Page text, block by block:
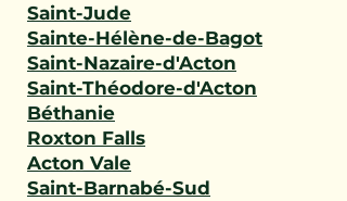
Saint-Jude
Sainte-Hélène-de-Bagot
Saint-Nazaire-d'Acton
Saint-Théodore-d'Acton
Béthanie
Roxton Falls
Acton Vale
Saint-Barnabé-Sud